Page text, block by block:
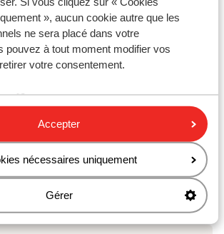
», aucun cookie autre que les
ne sera placé dans votre
pouvez à tout moment modifier vos
votre consentement.
Accepter
nécessaires uniquement
Gérer
de ski